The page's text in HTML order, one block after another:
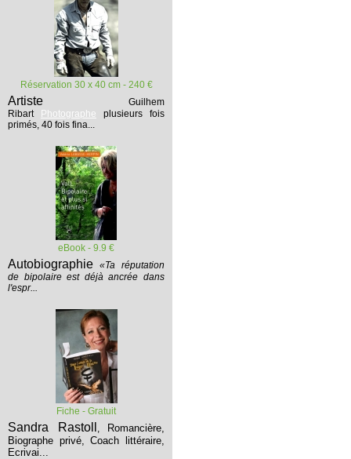
Réservation 30 x 40 cm - 240 €
Artiste
Guilhem
Ribart
Photographe plusieurs fois
primés, 40 fois fina...
eBook - 9.9 €
Autobiographie «Ta réputation
de bipolaire est déjà ancrée dans
l'espr...
Fiche - Gratuit
Sandra Rastoll ,
Romancière,
Biographe privé, Coach littéraire,
Ecrivai...